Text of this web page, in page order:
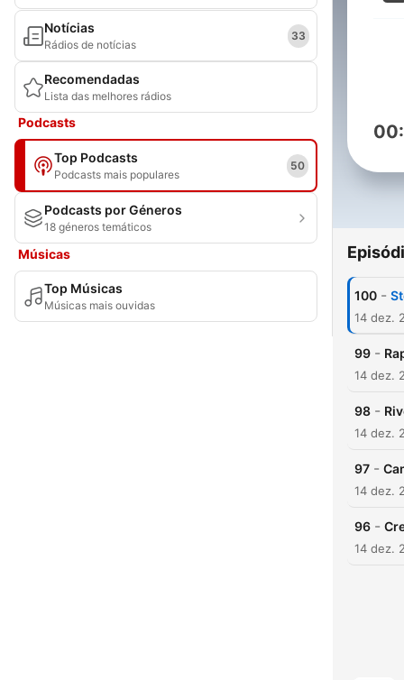
Notícias
Rádios de notícias
33
Recomendadas
Lista das melhores rádios
Podcasts
Top Podcasts
Podcasts mais populares
50
Podcasts por Géneros
18 géneros temáticos
Músicas
Top Músicas
Músicas mais ouvidas
100 -
14 dez.
99 -
14 dez.
98 -
14 dez.
97 -
14 dez.
96 -
14 dez.